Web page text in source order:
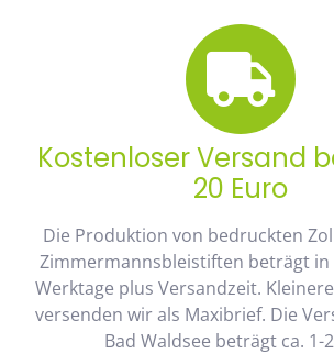
Kostenloser Versand
20 Euro
Die Produktion von bedruckten
Zimmermannsbleistiften beträgt in
Werktage plus Versandzeit.
versenden wir als Maxibrief. Die
Bad Waldsee beträgt ca. 1-